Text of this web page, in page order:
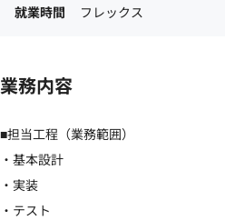
就業時間
フレックス
業務内容
■担当工程（業務範囲）
・基本設計
・実装
・テスト